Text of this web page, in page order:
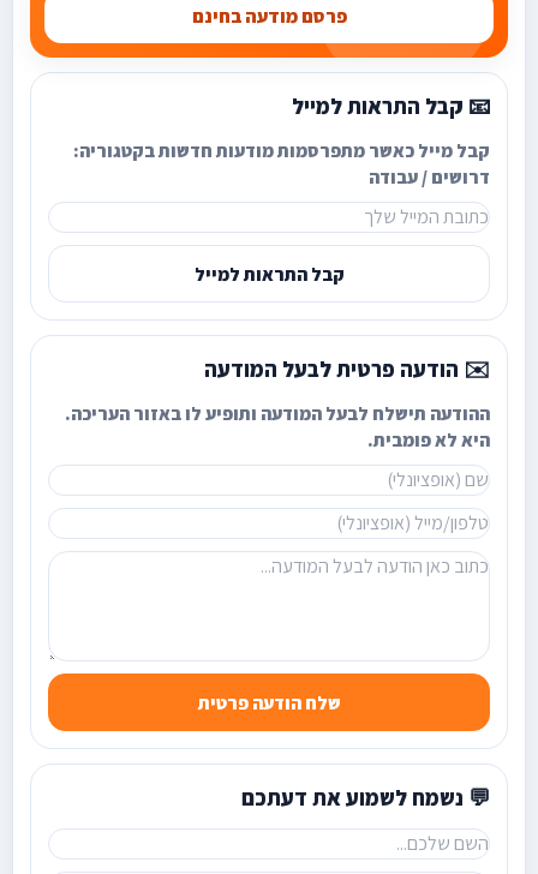
פרסם מודעה בחינם
📧 קבל התראות למייל
קבל מייל כאשר מתפרסמות מודעות חדשות בקטגוריה:
דרושים / עבודה
קבל התראות למייל
✉️ הודעה פרטית לבעל המודעה
ההודעה תישלח לבעל המודעה ותופיע לו באזור העריכה.
היא לא פומבית.
שלח הודעה פרטית
💬 נשמח לשמוע את דעתכם